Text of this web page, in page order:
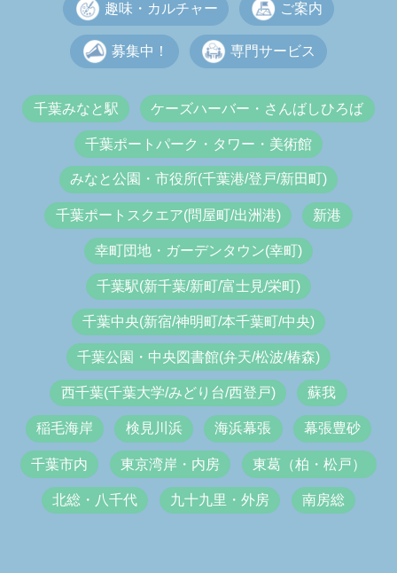
趣味・カルチャー ご案内
募集中！ 専門サービス
千葉みなと駅 ケーズハーバー・さんばしひろば
千葉ポートパーク・タワー・美術館
みなと公園・市役所(千葉港/登戸/新田町)
千葉ポートスクエア(問屋町/出洲港) 新港
幸町団地・ガーデンタウン(幸町)
千葉駅(新千葉/新町/富士見/栄町)
千葉中央(新宿/神明町/本千葉町/中央)
千葉公園・中央図書館(弁天/松波/椿森)
西千葉(千葉大学/みどり台/西登戸) 蘇我
稲毛海岸 検見川浜 海浜幕張 幕張豊砂
千葉市内 東京湾岸・内房 東葛（柏・松戸）
北総・八千代 九十九里・外房 南房総